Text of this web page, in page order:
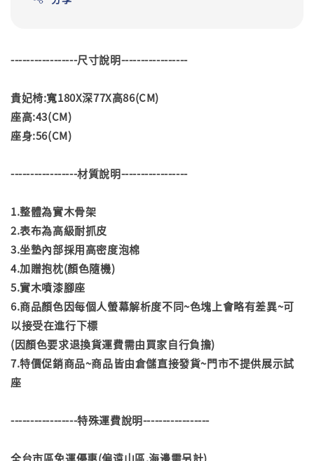
-----------------尺寸說明-----------------
貴妃椅:寬180X深77X高86(CM)
座高:43(CM)
座身:56(CM)
-----------------材質說明-----------------
1.整體為實木骨架
2.表布為高級耐抓皮
3.坐墊內部採用高密度泡棉
4.加贈抱枕(顏色隨機)
5.實木噴漆腳座
6.商品顏色因每個人螢幕解析度不同~色塊上會略有差異~可
以接受在進行下標
(因顏色要求退換貨運費需由買家自行負擔)
7.特價促銷商品~商品皆由倉儲直接發貨~門市不提供展示試
座
-----------------特殊運費說明-----------------
全台市區免運優惠(偏遠山區.海邊需另計)